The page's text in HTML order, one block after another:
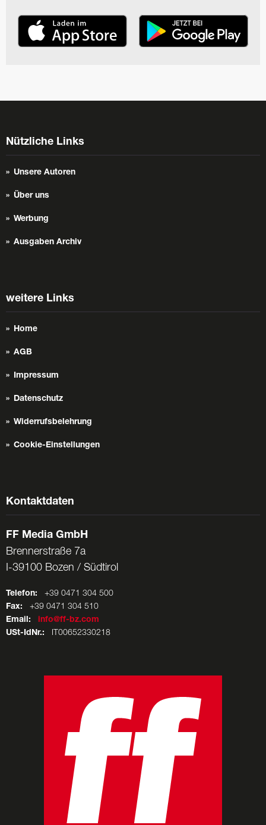
Nützliche Links
Unsere Autoren
Über uns
Werbung
Ausgaben Archiv
weitere Links
Home
AGB
Impressum
Datenschutz
Widerrufsbelehrung
Cookie-Einstellungen
Kontaktdaten
FF Media GmbH
Brennerstraße 7a
I-39100 Bozen / Südtirol
Telefon: +39 0471 304 500
Fax: +39 0471 304 510
Email:
info@ff-bz.com
USt-IdNr.: IT00652330218